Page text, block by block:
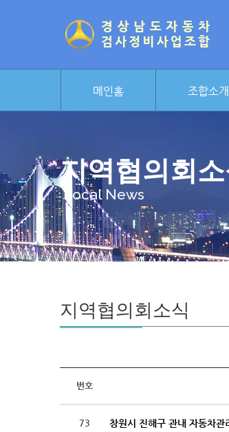
메인홈 조합소
지역협의회소
Local News
지역협의회소식
번호
73 창원시 진해구 관내 자동차관